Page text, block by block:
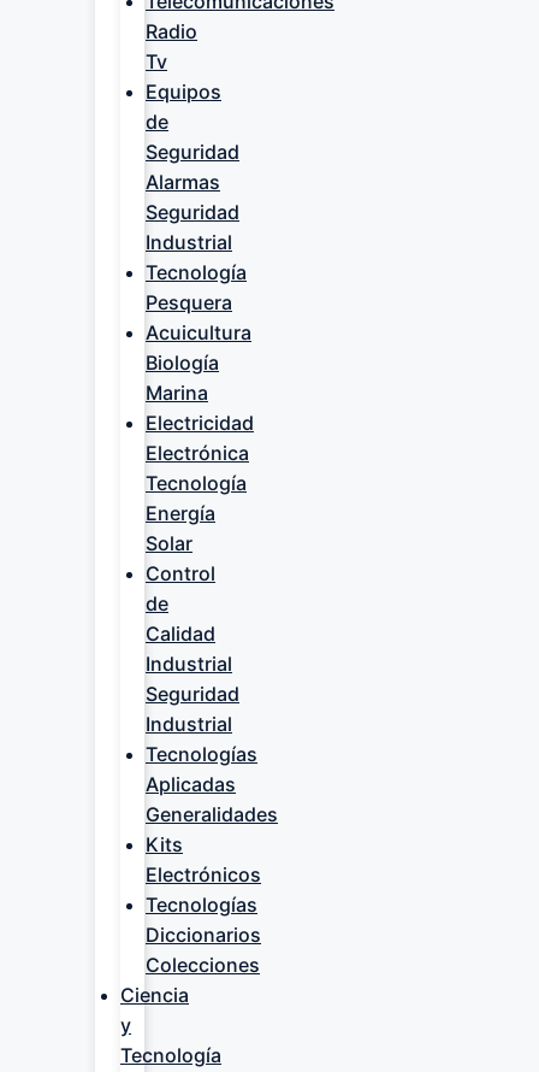
Radio
Tv
Equipos
de
Seguridad
Alarmas
Seguridad
Industrial
Tecnología
Pesquera
Acuicultura
Biología
Marina
Electricidad
Electrónica
Tecnología
Energía
Solar
Control
de
Calidad
Industrial
Seguridad
Industrial
Tecnologías
Aplicadas
Generalidades
Kits
Electrónicos
Tecnologías
Diccionarios
Colecciones
Ciencia
y
Tecnología